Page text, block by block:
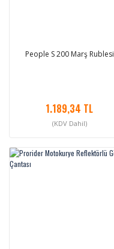
People S 200 Marş Rublesi
1.189,34 TL
(KDV Dahil)